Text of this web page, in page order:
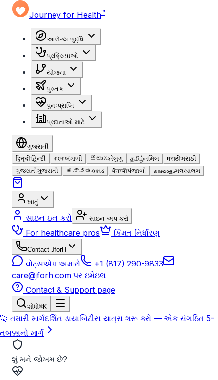
Journey for Health™
આરોગ્ય બુદ્ધિ
પ્રક્રિયાઓ
યોજના
પુસ્તક
પુનઃપ્રાપ્તિ
પ્રદાતાઓ માટે
ગુજરાતી
हिन्दीહિન્દી বাংলাબંગાળી తెలుగుતેલુગુ தமிழ்તમિલ मराठीમરાઠી
ગુજરાતીગુજરાતી ಕನ್ನಡ કન્નડ ਪੰਜਾਬੀપંજાબી മലയാളംમલયાલમ
ખાતું
સાઇન ઇન કરો સાઇન અપ કરો
For healthcare pros કિંમત નિર્ધારણ
Contact JforH
વોટ્સએપ અમારો
+1 (817) 290-9833
care@jforh.com પર ઇમેઇલ
Contact & Support page
શોધો⌘K
🚀 તમારી માર્ગદર્શિત ડાયાબિટીસ યાત્રા શરૂ કરો — એક સંગઠિત 5-
તબક્કાનો માર્ગ
શું મને જોખમ છે?